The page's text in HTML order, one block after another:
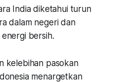
India diketahui turun
dalam negeri dan
bersih.
kelebihan pasokan
menargetkan